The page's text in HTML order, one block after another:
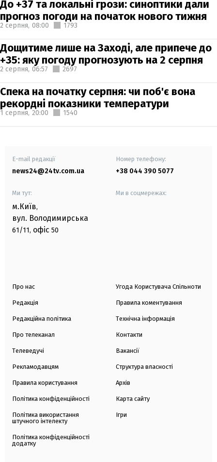
До +37 та локальні грози: синоптики дали
прогноз погоди на початок нового тижня
2 серпня, 08:00 1793
Дощитиме лише на Заході, але припече до
+35: яку погоду прогнозують на 2 серпня
2 серпня, 06:57 2697
Спека на початку серпня: чи поб'є вона
рекордні показники температури
1 серпня, 20:00 1540
E-mail редакції
news24@24tv.com.ua
Номер телефону:
+38 044 390 5077
Ми тут:
м.Київ,
вул. Володимирська
61/11, офіс 50
Ми в соцмережах:
Про нас
Редакція
Редакційна політика
Про телеканал
Телеведучі
Рекламодавцям
Правила користування
Політика конфіденційності
Політика використання
штучного інтелекту
Політика конфіденційності
додатку
Угода Користувача Спільноти
Правила коментування
Технічна інформація
Контакти
Вакансії
Структура власності
Архів
Карта сайту
Ігри